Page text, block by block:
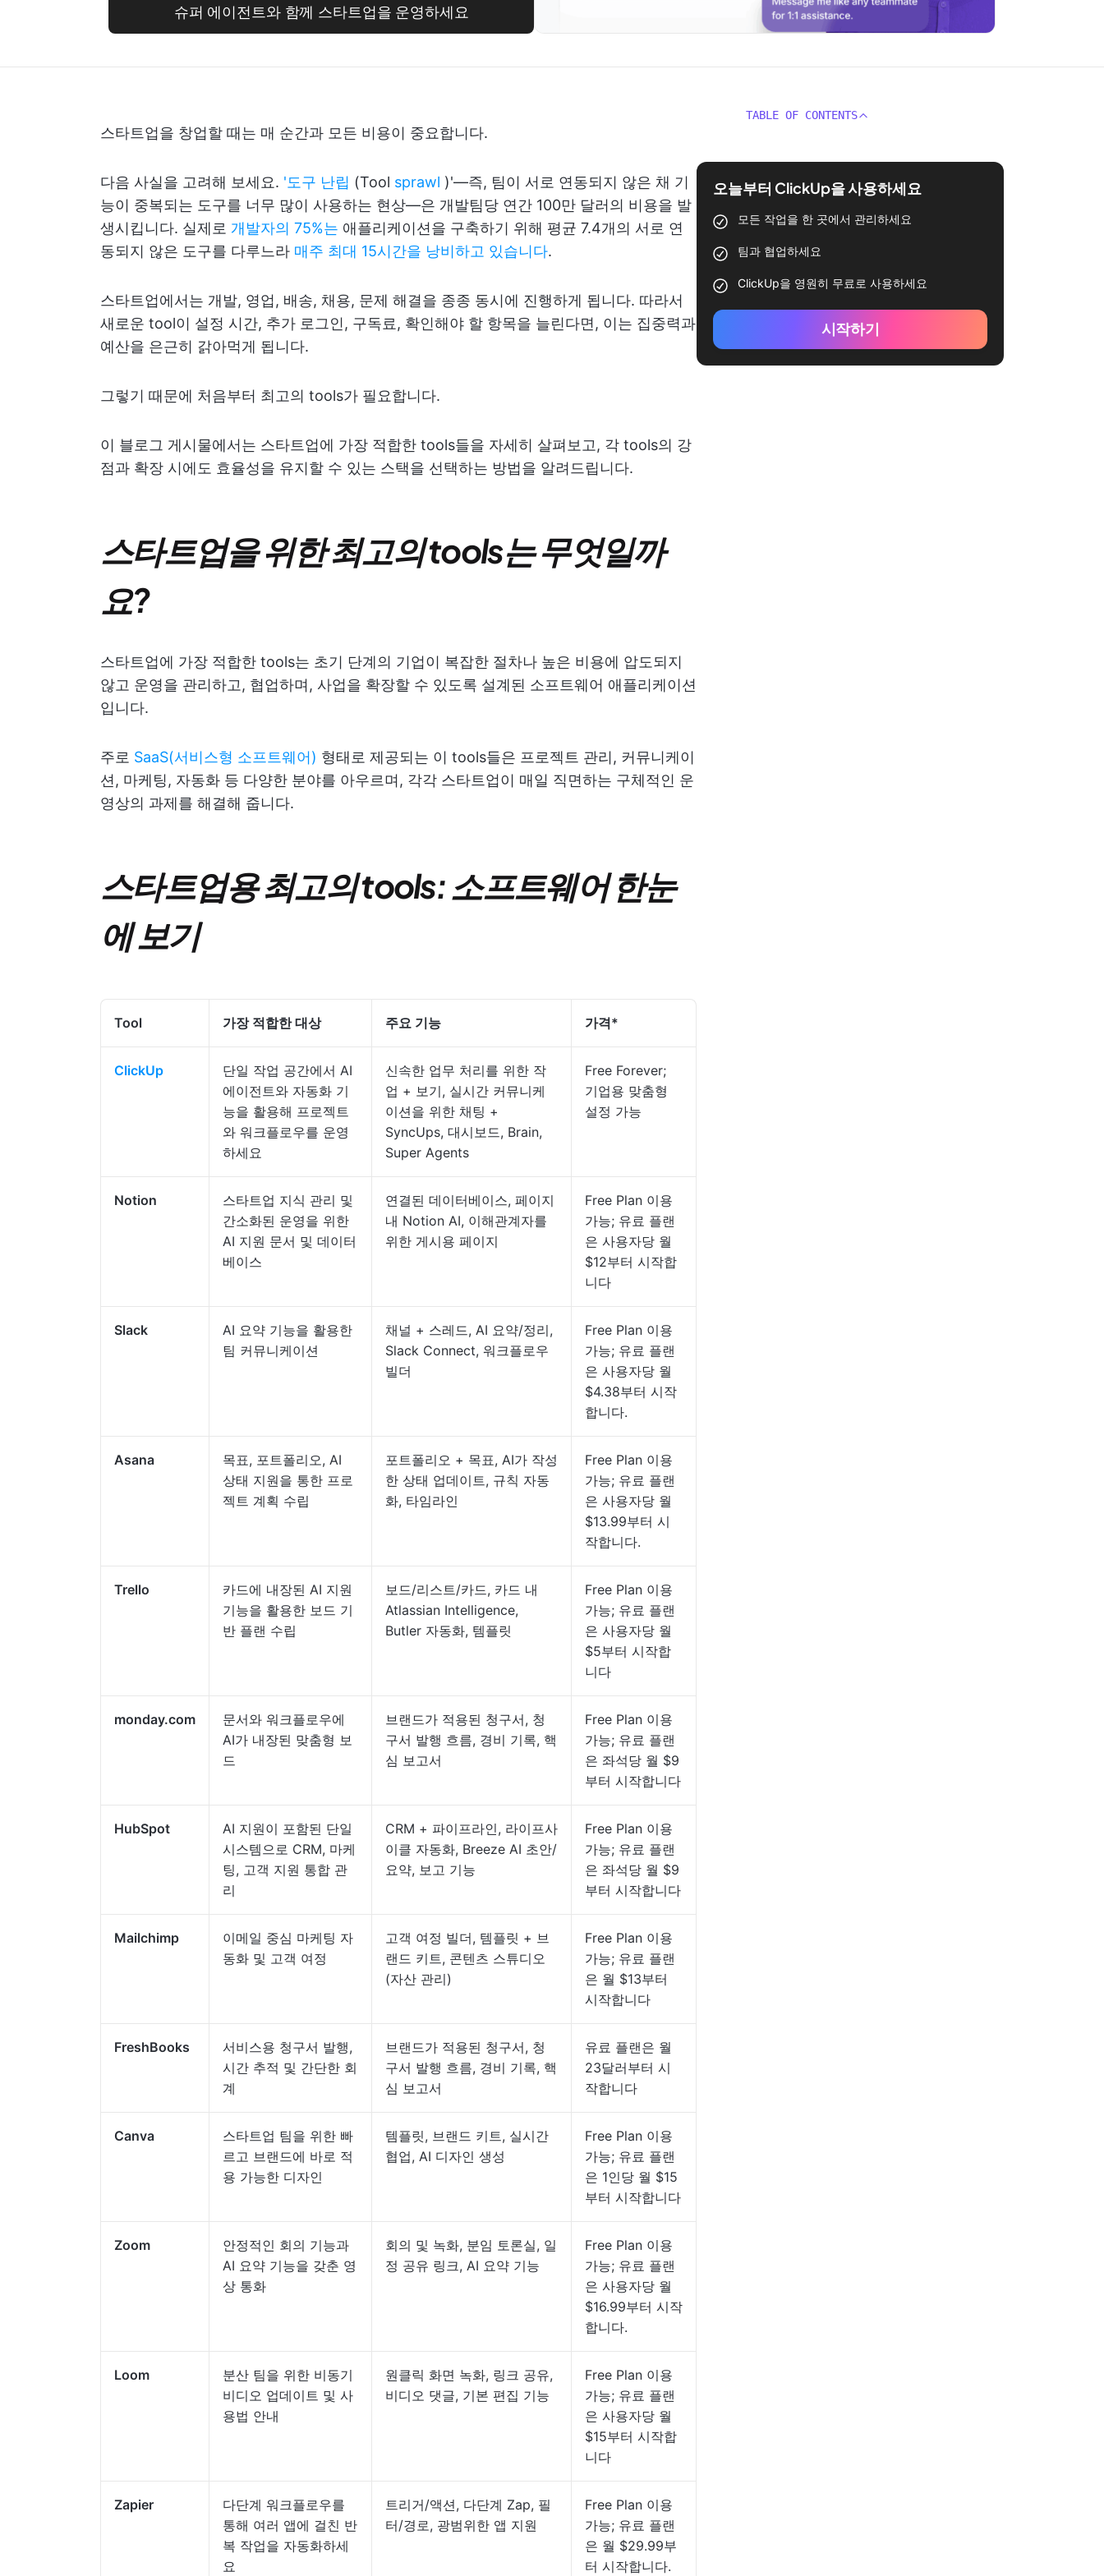
슈퍼 에이전트와 함께 스타트업을 운영하세요
스타트업을 창업할 때는 매 순간과 모든 비용이 중요합니다.
다음 사실을 고려해 보세요. '도구 난립 (Tool sprawl )'—즉, 팀이 서로 연동되지 않은 채 기
능이 중복되는 도구를 너무 많이 사용하는 현상—은 개발팀당 연간 100만 달러의 비용을 발
생시킵니다. 실제로 개발자의 75%는 애플리케이션을 구축하기 위해 평균 7.4개의 서로 연
동되지 않은 도구를 다루느라 매주 최대 15시간을 낭비하고 있습니다.
스타트업에서는 개발, 영업, 배송, 채용, 문제 해결을 종종 동시에 진행하게 됩니다. 따라서
새로운 tool이 설정 시간, 추가 로그인, 구독료, 확인해야 할 항목을 늘린다면, 이는 집중력과
예산을 은근히 갉아먹게 됩니다.
그렇기 때문에 처음부터 최고의 tools가 필요합니다.
이 블로그 게시물에서는 스타트업에 가장 적합한 tools들을 자세히 살펴보고, 각 tools의 강
점과 확장 시에도 효율성을 유지할 수 있는 스택을 선택하는 방법을 알려드립니다.
스타트업을 위한 최고의 tools는 무엇일까
요?
스타트업에 가장 적합한 tools는 초기 단계의 기업이 복잡한 절차나 높은 비용에 압도되지
않고 운영을 관리하고, 협업하며, 사업을 확장할 수 있도록 설계된 소프트웨어 애플리케이션
입니다.
주로 SaaS(서비스형 소프트웨어) 형태로 제공되는 이 tools들은 프로젝트 관리, 커뮤니케이
션, 마케팅, 자동화 등 다양한 분야를 아우르며, 각각 스타트업이 매일 직면하는 구체적인 운
영상의 과제를 해결해 줍니다.
스타트업용 최고의 tools: 소프트웨어 한눈
에 보기
Tool 가장 적합한 대상 주요 기능 가격*
ClickUp
단일 작업 공간에서 AI
에이전트와 자동화 기
능을 활용해 프로젝트
와 워크플로우를 운영
하세요
신속한 업무 처리를 위한 작
업 + 보기, 실시간 커뮤니케
이션을 위한 채팅 +
SyncUps, 대시보드, Brain,
Super Agents
Free Forever;
기업용 맞춤형
설정 가능
Notion
스타트업 지식 관리 및
간소화된 운영을 위한
AI 지원 문서 및 데이터
베이스
연결된 데이터베이스, 페이지
내 Notion AI, 이해관계자를
위한 게시용 페이지
Free Plan 이용
가능; 유료 플랜
은 사용자당 월
$12부터 시작합
니다
Slack
AI 요약 기능을 활용한
팀 커뮤니케이션
채널 + 스레드, AI 요약/정리,
Slack Connect, 워크플로우
빌더
Free Plan 이용
가능; 유료 플랜
은 사용자당 월
$4.38부터 시작
합니다.
Asana
목표, 포트폴리오, AI
상태 지원을 통한 프로
젝트 계획 수립
포트폴리오 + 목표, AI가 작성
한 상태 업데이트, 규칙 자동
화, 타임라인
Free Plan 이용
가능; 유료 플랜
은 사용자당 월
$13.99부터 시
작합니다.
Trello
카드에 내장된 AI 지원
기능을 활용한 보드 기
반 플랜 수립
보드/리스트/카드, 카드 내
Atlassian Intelligence,
Butler 자동화, 템플릿
Free Plan 이용
가능; 유료 플랜
은 사용자당 월
$5부터 시작합
니다
monday.com
문서와 워크플로우에
AI가 내장된 맞춤형 보
드
브랜드가 적용된 청구서, 청
구서 발행 흐름, 경비 기록, 핵
심 보고서
Free Plan 이용
가능; 유료 플랜
은 좌석당 월 $9
부터 시작합니다
HubSpot
AI 지원이 포함된 단일
시스템으로 CRM, 마케
팅, 고객 지원 통합 관
리
CRM + 파이프라인, 라이프사
이클 자동화, Breeze AI 초안/
요약, 보고 기능
Free Plan 이용
가능; 유료 플랜
은 좌석당 월 $9
부터 시작합니다
Mailchimp
이메일 중심 마케팅 자
동화 및 고객 여정
고객 여정 빌더, 템플릿 + 브
랜드 키트, 콘텐츠 스튜디오
(자산 관리)
Free Plan 이용
가능; 유료 플랜
은 월 $13부터
시작합니다
FreshBooks
서비스용 청구서 발행,
시간 추적 및 간단한 회
계
브랜드가 적용된 청구서, 청
구서 발행 흐름, 경비 기록, 핵
심 보고서
유료 플랜은 월
23달러부터 시
작합니다
Canva
스타트업 팀을 위한 빠
르고 브랜드에 바로 적
용 가능한 디자인
템플릿, 브랜드 키트, 실시간
협업, AI 디자인 생성
Free Plan 이용
가능; 유료 플랜
은 1인당 월 $15
부터 시작합니다
Zoom
안정적인 회의 기능과
AI 요약 기능을 갖춘 영
상 통화
회의 및 녹화, 분임 토론실, 일
정 공유 링크, AI 요약 기능
Free Plan 이용
가능; 유료 플랜
은 사용자당 월
$16.99부터 시작
합니다.
Loom
분산 팀을 위한 비동기
비디오 업데이트 및 사
용법 안내
원클릭 화면 녹화, 링크 공유,
비디오 댓글, 기본 편집 기능
Free Plan 이용
가능; 유료 플랜
은 사용자당 월
$15부터 시작합
니다
Zapier
다단계 워크플로우를
통해 여러 앱에 걸친 반
복 작업을 자동화하세
요
트리거/액션, 다단계 Zap, 필
터/경로, 광범위한 앱 지원
Free Plan 이용
가능; 유료 플랜
은 월 $29.99부
터 시작합니다.
TABLE OF CONTENTS
오늘부터 ClickUp을 사용하세요
모든 작업을 한 곳에서 관리하세요
팀과 협업하세요
ClickUp을 영원히 무료로 사용하세요
시작하기